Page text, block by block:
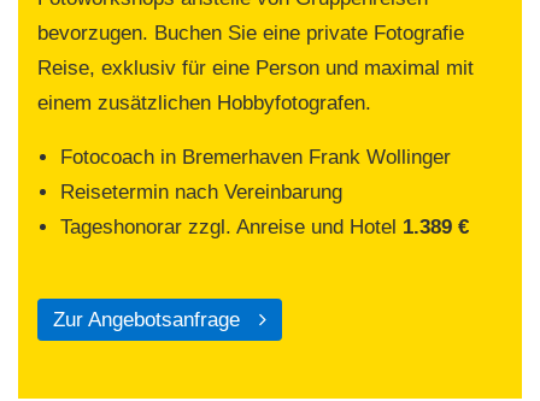
bevorzugen. Buchen Sie eine private Fotografie
Reise, exklusiv für eine Person und maximal mit
einem zusätzlichen Hobbyfotografen.
Fotocoach in Bremerhaven Frank Wollinger
Reisetermin nach Vereinbarung
Tageshonorar zzgl. Anreise und Hotel 1.389 €
Zur Angebotsanfrage